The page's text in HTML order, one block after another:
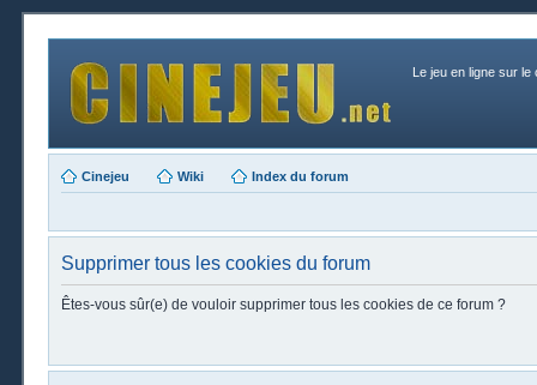
Le jeu en ligne sur le
Cinejeu Wiki Index du forum
Supprimer tous les cookies du forum
Êtes-vous sûr(e) de vouloir supprimer tous les cookies de ce forum ?